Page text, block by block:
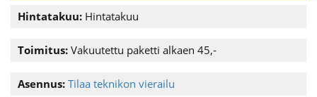
Hintatakuu: Hintatakuu
Toimitus: Vakuutettu paketti alkaen 45,-
Asennus: Tilaa teknikon vierailu